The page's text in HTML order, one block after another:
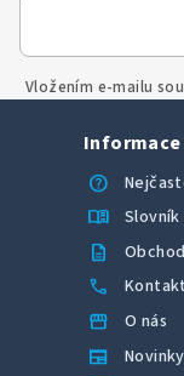
Vložením e-mailu
Informace
help
menu_book
description
call
storefront O nás
newspaper Novinky